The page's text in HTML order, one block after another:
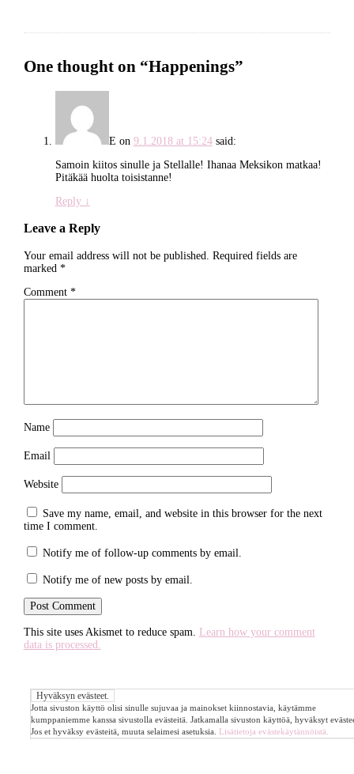
One thought on “Happenings”
E on 9.1.2018 at 15:24 said:
Samoin kiitos sinulle ja Stellalle! Ihanaa Meksikon matkaa!
Pitäkää huolta toisistanne!
Reply ↓
Leave a Reply
Your email address will not be published. Required fields are
marked *
Comment *
Name
Email
Website
Save my name, email, and website in this browser for the next
time I comment.
Notify me of follow-up comments by email.
Notify me of new posts by email.
This site uses Akismet to reduce spam. Learn how your comment
data is processed.
Jotta sivuston käyttö olisi sinulle sujuvaa ja mainokset kiinnostavia, käytämme
kumppaniemme kanssa sivustolla evästeitä. Jatkamalla sivuston käyttöä, hyväksyt
Jos et hyväksy evästeitä, muuta selaimesi asetuksia. Lisätietoja evästekäytännöistä.